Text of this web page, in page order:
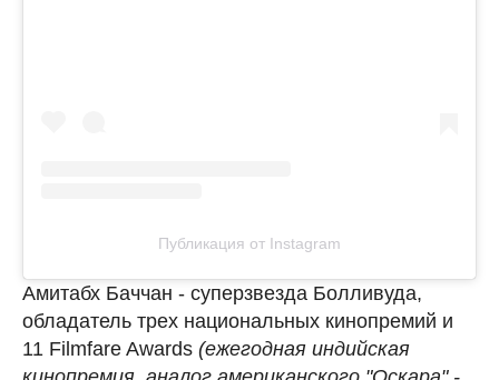
Публикация от Instagram
Амитабх Баччан - суперзвезда Болливуда,
обладатель трех национальных кинопремий и
11 Filmfare Awards (ежегодная индийская